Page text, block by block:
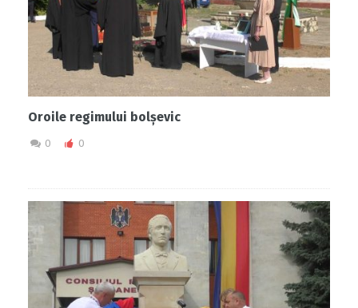
Oroile regimului bolșevic
0 0